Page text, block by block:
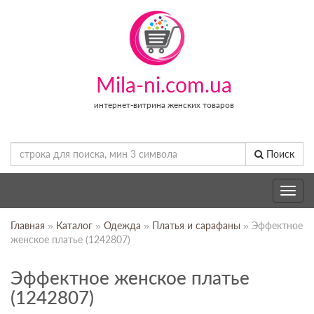
Mila-ni.com.ua
интернет-витрина женских товаров
Поиск
Toggle
Главная » Каталог » Одежда » Платья и сарафаны » Эффектное
женское платье (1242807)
Эффектное женское платье
(1242807)